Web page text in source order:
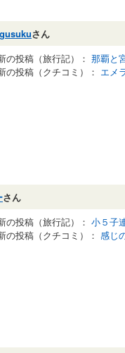
さん
の投稿（旅行記）： 那覇と
の投稿（クチコミ）： エメ
さん
の投稿（旅行記）： 小５子
の投稿（クチコミ）： 感じ